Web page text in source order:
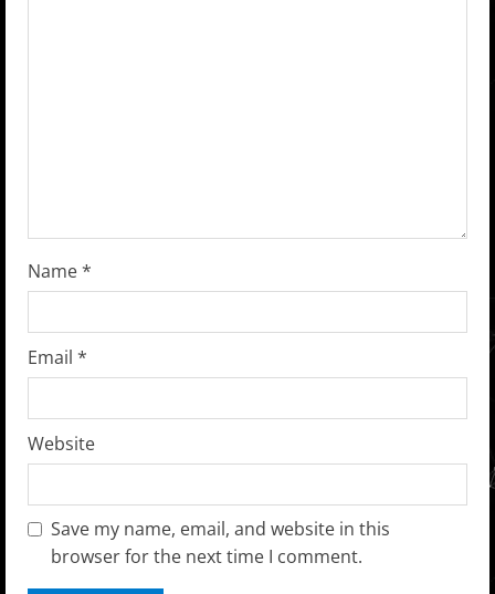
g
Name*
Email *
Website
Save my name, email, and website in this
browser for the next time I comment.